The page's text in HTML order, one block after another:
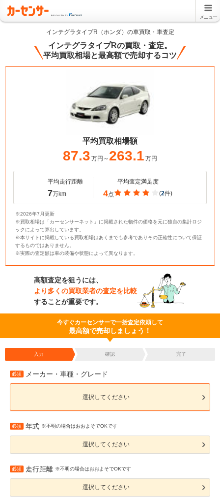
メニュー
インテグラタイプR（ホンダ）の車買取・車査定
インテグラタイプRの買取・査定。
平均買取相場と最高額で売却するコツ
平均買取相場額
87.3 万円～ 263.1 万円
平均走行距離
7万km
平均査定満足度
4点 (2件)
※2026年7月更新
※買取相場は「カーセンサーネット」に掲載された物件の価格を元に独自の集計ロジ
ックによって算出しています。
※本サイトに掲載している買取相場はあくまでも参考でありその正確性について保証
するものではありません。
※実際の査定額は車の装備や状態によって異なります。
高額査定を狙うには、
より多くの買取業者の査定を比較
することが重要です。
今すぐカーセンサーで一括査定依頼して
最高額で売却しましょう！
入力 確認 完了
必須 メーカー・車種・グレード
選択してください
必須 年式 ※不明の場合はおおよそでOKです
選択してください
必須 走行距離 ※不明の場合はおおよそでOKです
選択してください